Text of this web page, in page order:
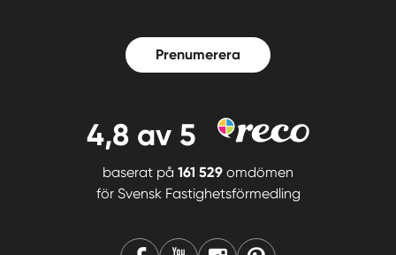
Prenumerera
4,8 av 5
baserat på 161 529 omdömen
för Svensk Fastighetsförmedling